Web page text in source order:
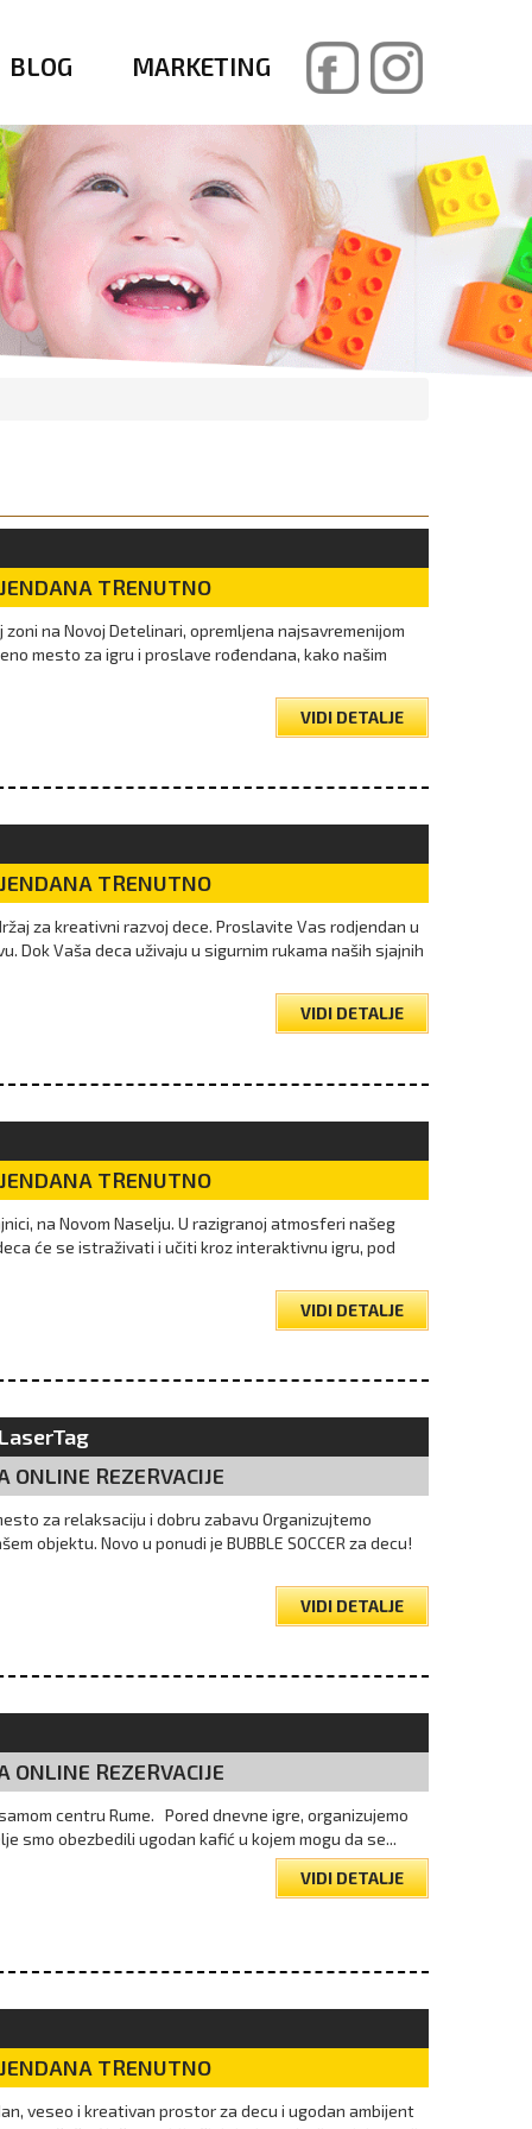
BLOG MARKETING
TRENUTNO
na Novoj Detelinari, opremljena najsavremenijom
mesto za igru i proslave rođendana, kako našim
VIDI DETALJE
TRENUTNO
za kreativni razvoj dece. Proslavite Vas rodjendan u
Dok Vaša deca uživaju u sigurnim rukama naših sjajnih
VIDI DETALJE
TRENUTNO
na Novom Naselju. U razigranoj atmosferi našeg
će se istraživati i učiti kroz interaktivnu igru, pod
VIDI DETALJE
ONLINE REZERVACIJE
za relaksaciju i dobru zabavu Organizujtemo
objektu. Novo u ponudi je BUBBLE SOCCER za decu!
VIDI DETALJE
ONLINE REZERVACIJE
centru Rume. Pored dnevne igre, organizujemo
smo obezbedili ugodan kafić u kojem mogu da se...
VIDI DETALJE
TRENUTNO
veseo i kreativan prostor za decu i ugodan ambijent